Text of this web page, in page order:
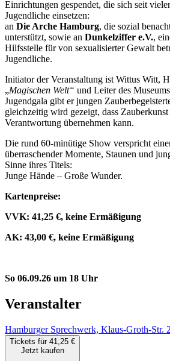
Einrichtungen gespendet, die sich seit
Jugendliche einsetzen:
an Die Arche Hamburg, die sozial
unterstützt, sowie an Dunkelziffer e.V.,
Hilfsstelle für von sexualisierter Gewalt
Jugendliche.
Initiator der Veranstaltung ist Wittus Witt,
„Magischen Welt“ und Leiter des
Jugendgala gibt er jungen
gleichzeitig wird gezeigt, dass
Verantwortung übernehmen kann.
Die rund 60-minütige Show verspricht
überraschender Momente, Staunen und
Sinne ihres Titels:
Junge Hände – Große Wunder.
Kartenpreise:
VVK: 41,25 €, keine Ermäßigung
AK: 43,00 €, keine Ermäßigung
So 06.09.26 um 18 Uhr
Veranstalter
Hamburger Sprechwerk, Klaus-Groth-Str.
Tickets für 41,25 €
Jetzt kaufen